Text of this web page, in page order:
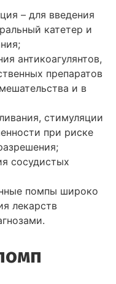
– для введения
катетер и
антикоагулянтов,
препаратов
и в
стимуляции
при риске
сосудистых
помпы широко
лекарств